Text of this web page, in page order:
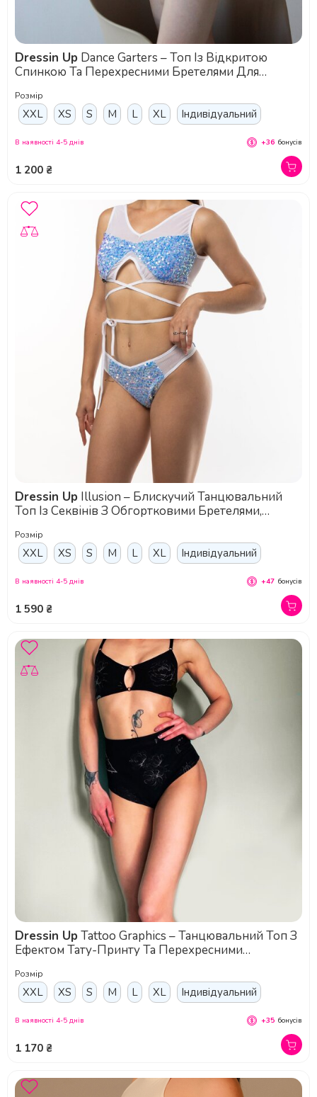
Dressin Up
Спинкою Та Перехресними Бретелями Для
Розмір
XXL XS S M L XL Індивідуальний
1 200 ₴
В наявності 4-5 днів +36 бонусів
Dressin Up
Топ Із Секвінів З Обгортковими Бретелями,
Pole Dance І Сценічних Виступів - синій
Розмір
XXL XS S M L XL Індивідуальний
1 590 ₴
В наявності 4-5 днів +47 бонусів
Dressin Up
Ефектом Тату-Принту Та Перехресними
Розмір
XXL XS S M L XL Індивідуальний
1 170 ₴
В наявності 4-5 днів +35 бонусів